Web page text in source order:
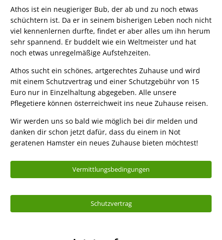
Athos ist ein neugieriger Bub, der ab und zu noch etwas
schüchtern ist. Da er in seinem bisherigen Leben noch nicht
viel kennenlernen durfte, findet er aber alles um ihn herum
sehr spannend. Er buddelt wie ein Weltmeister und hat
noch etwas unregelmäßige Aufstehzeiten.
Athos sucht ein schönes, artgerechtes Zuhause und wird
mit einem Schutzvertrag und einer Schutzgebühr von 15
Euro nur in Einzelhaltung abgegeben. Alle unsere
Pflegetiere können österreichweit ins neue Zuhause reisen.
Wir werden uns so bald wie möglich bei dir melden und
danken dir schon jetzt dafür, dass du einem in Not
geratenen Hamster ein neues Zuhause bieten möchtest!
Vermittlungsbedingungen
Schutzvertrag